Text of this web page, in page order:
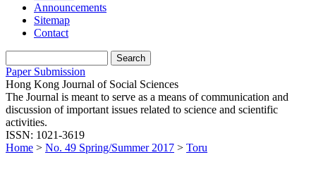
Announcements
Sitemap
Contact
Paper Submission
Hong Kong Journal of Social Sciences
The Journal is meant to serve as a means of communication and
discussion of important issues related to science and scientific
activities.
ISSN: 1021-3619
Home > No. 49 Spring/Summer 2017 > Toru